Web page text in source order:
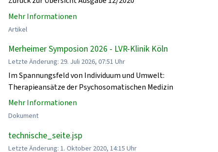
Mehr Informationen
Artikel
Merheimer Symposion 2026 - LVR-Klinik Köln
Letzte Änderung: 29. Juli 2026, 07:51 Uhr
Im Spannungsfeld von Individuum und Umwelt:
Therapieansätze der Psychosomatischen Medizin
Mehr Informationen
Dokument
technische_seite.jsp
Letzte Änderung: 1. Oktober 2020, 14:15 Uhr